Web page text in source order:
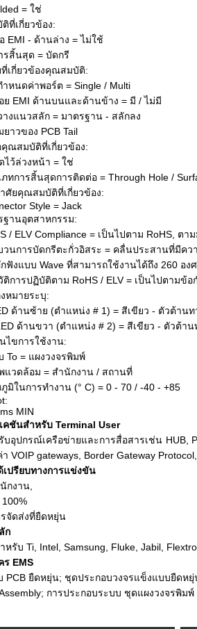
= ใช่
ที่เกี่ยวข้อง:
EMI - ด้านล่าง = ไม่ใช้
รสิ้นสุด = บัดกรี
ที่เกี่ยวข้องคุณสมบัติ:
ำหนดค่าพอร์ต = Single / Multi
ย EMI ด้านบนและด้านข้าง = มี / ไม่มี
างแนวสลัก = มาตรฐาน - สลักลง
ยาวของ PCB Tail
ณสมบัติที่เกี่ยวข้อง:
ไว้ล่วงหน้า = ใช่
ภทการสิ้นสุดการติดต่อ = Through Hole /
ศัยคุณสมบัติที่เกี่ยวข้อง:
Style = Jack
ฐานอุตสาหกรรม:
/ ELV Compliance = เป็นไปตาม RoHS, ตา
วนการบัดกรีตะกั่วอิสระ = คลื่นประสานที่มีควา
กฟังแบบ Wave ที่สามารถใช้งานได้ถึง 260 อ
ติการปฏิบัติตาม RoHS / ELV = เป็นไปตามข้อ
หมายระบุ:
ด้านซ้าย (ตำแหน่ง # 1) = สีเขียว - ตัวต้าน
ด้านขวา (ตำแหน่ง # 2) = สีเขียว - ตัวต้า
นไขการใช้งาน:
To = แผงวงจรพิมพ์
แวดล้อม = สำนักงาน / สถานที่
มิในการทำงาน (° C) = 0 - 70 / -40 - +85
MIN
คชันสำหรับ Terminal User
บอุปกรณ์เครือข่ายและการสื่อสารเช่น HUB,
VOIP gateways, Border Gateway
เปรียบทางการแข่งขัน
กงาน,
รจัดส่งที่ยืดหยุ่น
ก
รับ Ti, Intel, Samsung, Fluke, Jabil,
ร EMS
PCB ยืดหยุ่น; ชุดประกอบวงจรแข็งแบบยืดหยุ่
การประกอบระบบ ชุดแผงวงจรพิมพ์